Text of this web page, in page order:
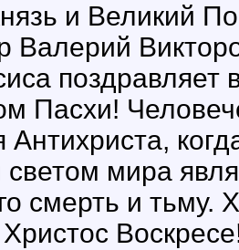
и Великий
Валерий
поздравляет
Пасхи!
Антихриста,
мира
смерть и тьму.